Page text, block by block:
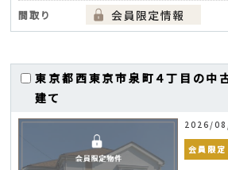
間取り
東京都西東京市泉町４丁目の中
建て
2026/
会員限定